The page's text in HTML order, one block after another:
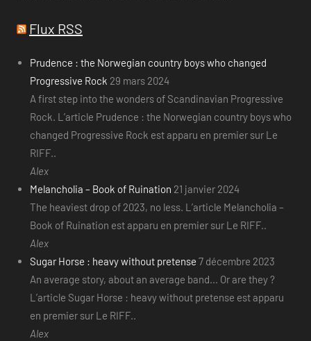
Flux RSS
Prudence : the Norwegian country boys who changed
Progressive Rock 29 mars 2024
A first step into the wonders of Scandinavian Progressive
Rock. L’article Prudence : the Norwegian country boys who
changed Progressive Rock est apparu en premier sur Le
RIFF..
Alex
Melancholia – Book of Ruination 21 janvier 2024
The heaviest drop of 2023, no less. L’article Melancholia –
Book of Ruination est apparu en premier sur Le RIFF..
Alex
Sugar Horse : heavy without pretense 7 décembre 2023
An average story, about an average band... Or are they ?
L’article Sugar Horse : heavy without pretense est apparu
en premier sur Le RIFF..
Alex